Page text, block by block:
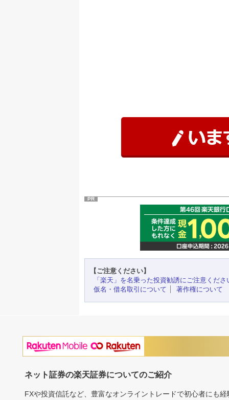
PR
【ご注意ください】
「楽天」を名乗った投資勧誘にご注意くださ
仮名・借名取引について
著作権について
ネット証券の楽天証券についてのご紹介
FXや投資信託など、豊富なオンライントレードで初心者にも